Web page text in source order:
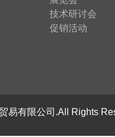
技术研讨会
促销活动
易有限公司.All Rights